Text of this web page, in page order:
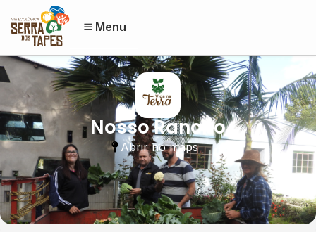
Menu
Nosso Rancho
Abrir no maps